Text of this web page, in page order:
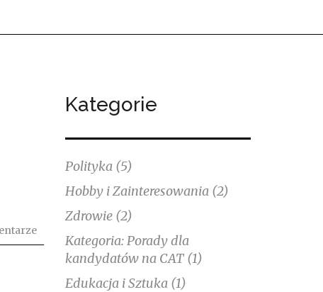
Kategorie
Polityka (5)
Hobby i Zainteresowania (2)
Zdrowie (2)
Kategoria: Porady dla
kandydatów na CAT (1)
Edukacja i Sztuka (1)